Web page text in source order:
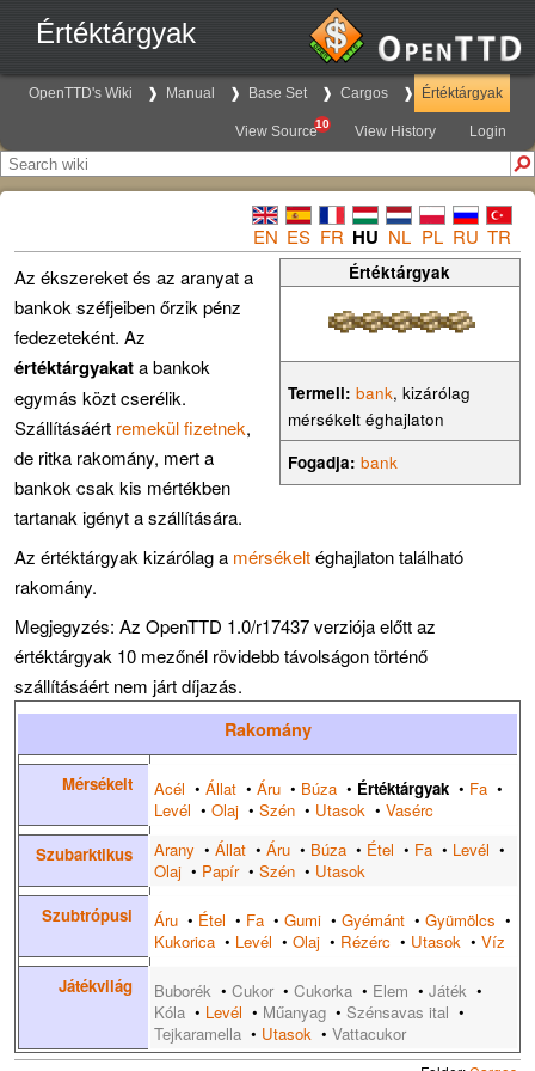
Értéktárgyak
OpenTTD's Wiki Manual Base Set Cargos Értéktárgyak
View Source10 View History Login
EN ES FR HU NL PL RU TR
Értéktárgyak
Termeli: bank, kizárólag
mérsékelt éghajlaton
Fogadja: bank
Az ékszereket és az aranyat a
bankok széfjeiben őrzik pénz
fedezeteként. Az
értéktárgyakata bankok
egymás közt cserélik.
Szállításáért remekül fizetnek,
de ritka rakomány, mert a
bankok csak kis mértékben
tartanak igényt a szállítására.
Az értéktárgyak kizárólag a mérsékeltéghajlaton található
rakomány.
Megjegyzés: Az OpenTTD 1.0/r17437 verziója előtt az
értéktárgyak 10 mezőnél rövidebb távolságon történő
szállításáért nem járt díjazás.
Rakomány
Mérsékelt Acél • Állat • Áru • Búza • Értéktárgyak • Fa •
Levél • Olaj • Szén • Utasok • Vasérc
Szubarktikus
Arany • Állat • Áru • Búza • Étel • Fa • Levél •
Olaj • Papír• Szén • Utasok
Szubtrópusi
Áru • Étel • Fa • Gumi • Gyémánt • Gyümölcs •
Kukorica • Levél • Olaj • Rézérc • Utasok • Víz
Játékvilág
Buborék • Cukor• Cukorka • Elem • Játék •
Kóla • Levél • Műanyag • Szénsavas ital •
Tejkaramella • Utasok • Vattacukor